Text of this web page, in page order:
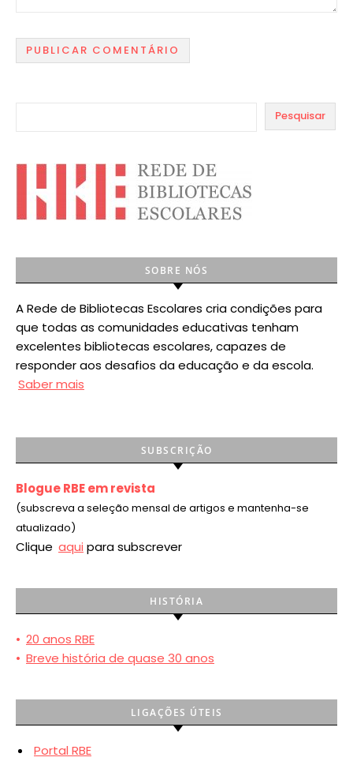
Pesquisar
SOBRE NÓS
A Rede de Bibliotecas Escolares cria condições para
que todas as comunidades educativas tenham
excelentes bibliotecas escolares, capazes de
responder aos desafios da educação e da escola.
Saber mais
SUBSCRIÇÃO
Blogue RBE em revista
(subscreva a seleção mensal de artigos e mantenha-se
atualizado)
Clique aqui para subscrever
HISTÓRIA
• 20 anos RBE
• Breve história de quase 30 anos
LIGAÇÕES ÚTEIS
Portal RBE